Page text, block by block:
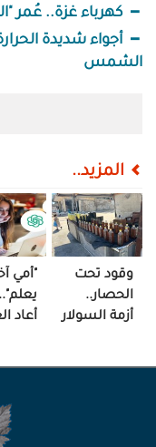
كهرباء غزة.. عُمر
أجواء شديدة
الشمس
المزيد..
وقود تحت
الحصار..
أزمة السولار
"أمي
أعاد